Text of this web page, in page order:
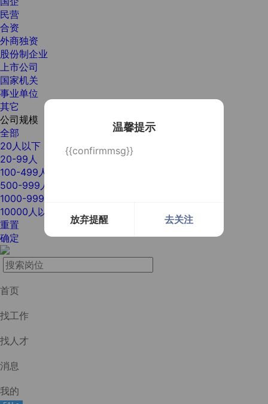
温馨提示
{{confirmmsg}}
放弃提醒 去关注
民营
合资
外商独资
股份制企业
上市公司
国家机关
事业单位
其它
公司规模
全部
20人以下
20-99人
100-499人
500-999人
1000-9999人
10000人以上
重置
确定
首页
找工作
找人才
消息
我的